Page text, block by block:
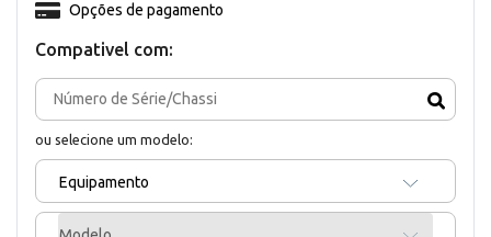
Compativel com:
ou selecione um modelo:
Equipamento
Opções de pagamento